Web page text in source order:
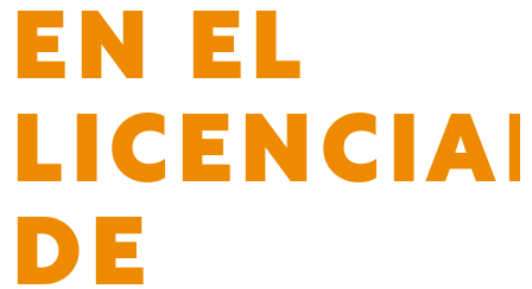
EN EL
DE